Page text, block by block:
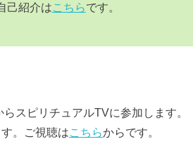
己紹介はこちらです。
スピリチュアルTVに参加します。
。ご視聴はこちらからです。